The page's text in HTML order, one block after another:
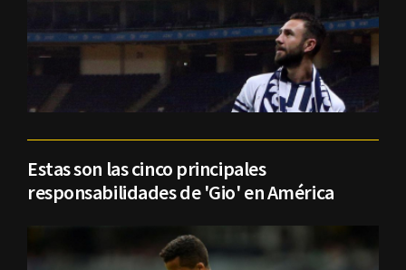
Estas son las cinco principales
responsabilidades de 'Gio' en América